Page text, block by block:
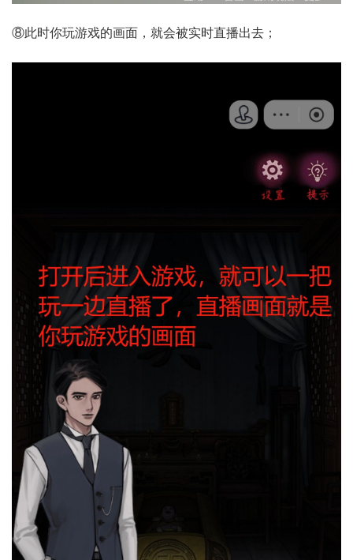
⑧此时你玩游戏的画面，就会被实时直播出去；